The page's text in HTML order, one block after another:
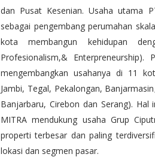
dan Pusat Kesenian. Usaha utama
sebagai pengembang perumahan
kota membangun kehidupan
Profesionalism,& Enterpreneurship).
mengembangkan usahanya di 11
Jambi, Tegal, Pekalongan,
Banjarbaru, Cirebon dan Serang). Hal
MITRA mendukung usaha Grup
properti terbesar dan paling
lokasi dan segmen pasar.